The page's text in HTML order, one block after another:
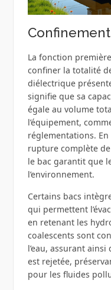
La fonction
confiner la totalité
diélectrique
signifie que sa
égale au volume
l’équipement,
réglementations.
rupture complète
le bac garantit que
l’environnement.
Certains bacs
qui permettent
en retenant les
coalescents sont
l’eau, assurant
est rejetée,
pour les fluides